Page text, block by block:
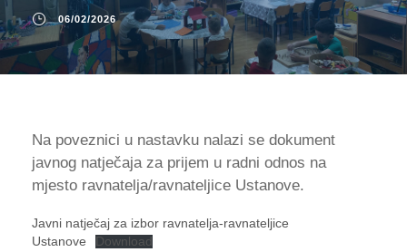
06/02/2026
Na poveznici u nastavku nalazi se dokument
javnog natječaja za prijem u radni odnos na
mjesto ravnatelja/ravnateljice Ustanove.
Javni natječaj za izbor ravnatelja-ravnateljice
Ustanove
Download